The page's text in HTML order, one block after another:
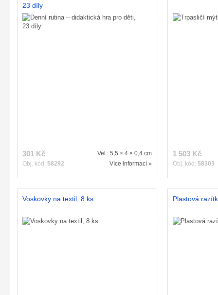
23 díly
301 Kč
Obj. kód: 58292
Vel.: 5,5 × 4 × 0,4 cm
Více informací »
1 503 Kč
Obj. kód: 58303
Voskovky na textil, 8 ks Plastová